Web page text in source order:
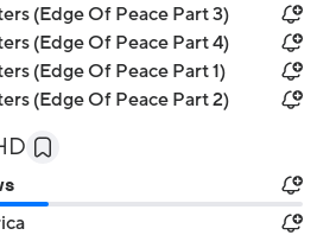
(Edge Of Peace Part 3)
(Edge Of Peace Part 4)
(Edge Of Peace Part 1)
(Edge Of Peace Part 2)